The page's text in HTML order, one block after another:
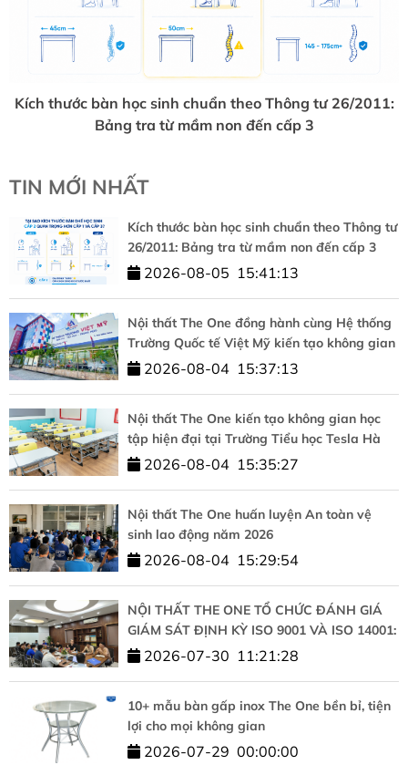
Kích thước bàn học sinh chuẩn theo Thông tư 26/2011:
Bảng tra từ mầm non đến cấp 3
TIN MỚI NHẤT
Kích thước bàn học sinh chuẩn theo Thông tư
26/2011: Bảng tra từ mầm non đến cấp 3
2026-08-05 15:41:13
Nội thất The One đồng hành cùng Hệ thống
Trường Quốc tế Việt Mỹ kiến tạo không gian
học tập chuẩn quốc tế
2026-08-04 15:37:13
Nội thất The One kiến tạo không gian học
tập hiện đại tại Trường Tiểu học Tesla Hà
Nội2026-08-04 15:35:27
Nội thất The One huấn luyện An toàn vệ
sinh lao động năm 2026
2026-08-04 15:29:54
NỘI THẤT THE ONE TỔ CHỨC ĐÁNH GIÁ
GIÁM SÁT ĐỊNH KỲ ISO 9001 VÀ ISO 14001:
KHẲNG ĐỊNH CAM KẾT CHẤT LƯỢNG VÀ
2026-07-30 11:21:28
10+ mẫu bàn gấp inox The One bền bỉ, tiện
lợi cho mọi không gian
2026-07-29 00:00:00